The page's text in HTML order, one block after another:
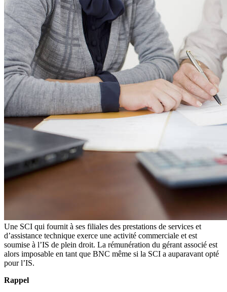
Une SCI qui fournit à ses filiales des prestations de services et
d’assistance technique exerce une activité commerciale et est
soumise à l’IS de plein droit. La rémunération du gérant associé est
alors imposable en tant que BNC même si la SCI a auparavant opté
pour l’IS.
Rappel